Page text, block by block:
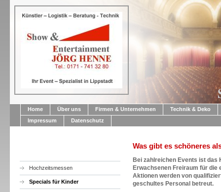
Home Über uns Firmen & Unternehmen
Technik & Deko
Impressum
Datenschutz
Hochzeitsmessen
Specials für Kinder
Was gibt es schöneres
Bei zahlreichen Events ist das
Erwachsenen Freiraum für die
Aktionen werden von
geschultes Personal betreut.